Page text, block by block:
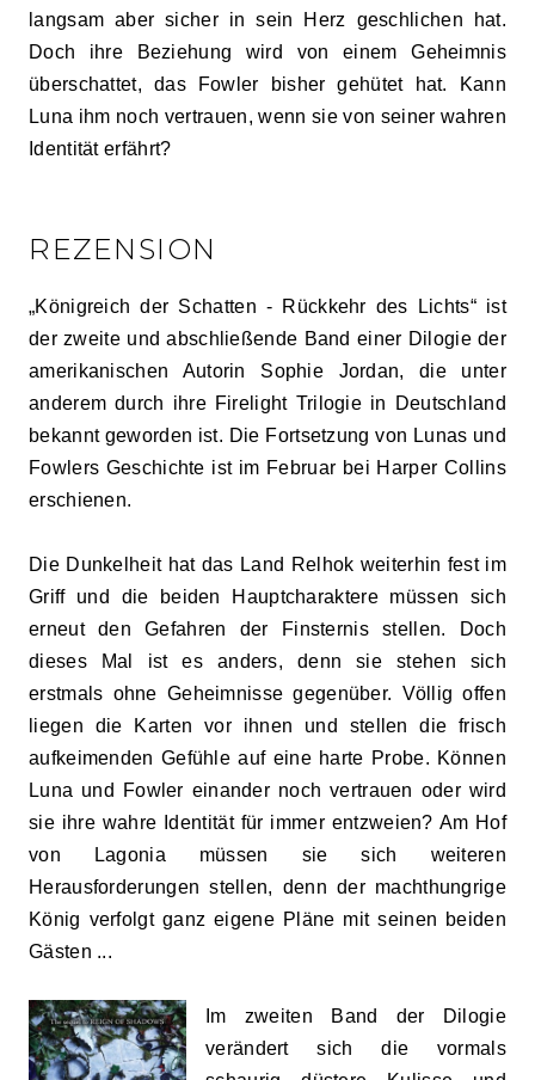
langsam aber sicher in sein Herz geschlichen hat.
Doch ihre Beziehung wird von einem Geheimnis
überschattet, das Fowler bisher gehütet hat. Kann
Luna ihm noch vertrauen, wenn sie von seiner wahren
Identität erfährt?
REZENSION
„Königreich der Schatten - Rückkehr des Lichts“ ist
der zweite und abschließende Band einer Dilogie der
amerikanischen Autorin Sophie Jordan, die unter
anderem durch ihre Firelight Trilogie in Deutschland
bekannt geworden ist. Die Fortsetzung von Lunas und
Fowlers Geschichte ist im Februar bei Harper Collins
erschienen.
Die Dunkelheit hat das Land Relhok weiterhin fest im
Griff und die beiden Hauptcharaktere müssen sich
erneut den Gefahren der Finsternis stellen. Doch
dieses Mal ist es anders, denn sie stehen sich
erstmals ohne Geheimnisse gegenüber. Völlig offen
liegen die Karten vor ihnen und stellen die frisch
aufkeimenden Gefühle auf eine harte Probe. Können
Luna und Fowler einander noch vertrauen oder wird
sie ihre wahre Identität für immer entzweien? Am Hof
von Lagonia müssen sie sich weiteren
Herausforderungen stellen, denn der machthungrige
König verfolgt ganz eigene Pläne mit seinen beiden
Gästen ...
Im zweiten Band der Dilogie
verändert sich die vormals